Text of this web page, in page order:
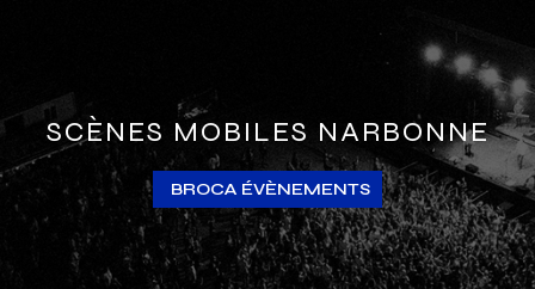
SCÈNES MOBILES NARBONNE
BROCA ÉVÈNEMENTS